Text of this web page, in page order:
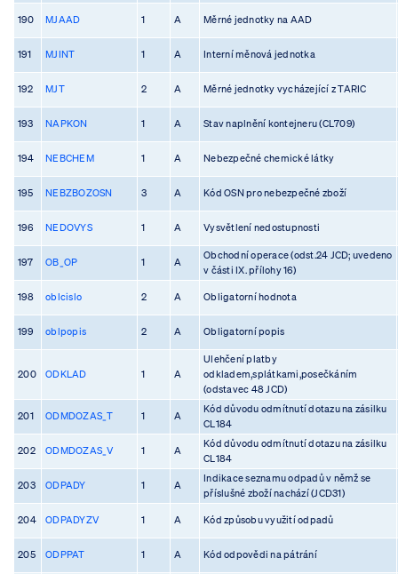
190 MJAAD 1 A Měrné jednotky na AAD
191 MJINT 1 A Interní měnová jednotka
192 MJT 2 A Měrné jednotky vycházející z TARIC
193 NAPKON 1 A Stav naplnění kontejneru (CL709)
194 NEBCHEM 1 A Nebezpečné chemické látky
195 NEBZBOZOSN 3 A Kód OSN pro nebezpečné zboží
196 NEDOVYS 1 A Vysvětlení nedostupnosti
197 OB_OP 1 A
Obchodní operace (odst.24 JCD; uvedeno
v části IX. přílohy 16)
198 oblcislo 2 A Obligatorní hodnota
199 oblpopis 2 A Obligatorní popis
200 ODKLAD 1 A
Ulehčení platby
odkladem,splátkami,posečkáním
(odstavec 48 JCD)
201 ODMDOZAS_T 1 A
Kód důvodu odmítnutí dotazu na zásilku
CL184
202 ODMDOZAS_V 1 A
Kód důvodu odmítnutí dotazu na zásilku
CL184
203 ODPADY 1 A
Indikace seznamu odpadů v němž se
příslušné zboží nachází (JCD31)
204 ODPADYZV 1 A Kód způsobu využití odpadů
205 ODPPAT 1 A Kód odpovědi na pátrání